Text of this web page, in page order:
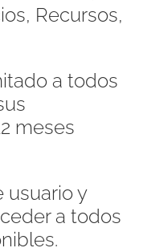
Recursos,
a todos
meses
y
a todos